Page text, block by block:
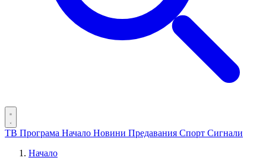
ТВ Програма Начало Новини Предавания Спорт Сигнали
Начало